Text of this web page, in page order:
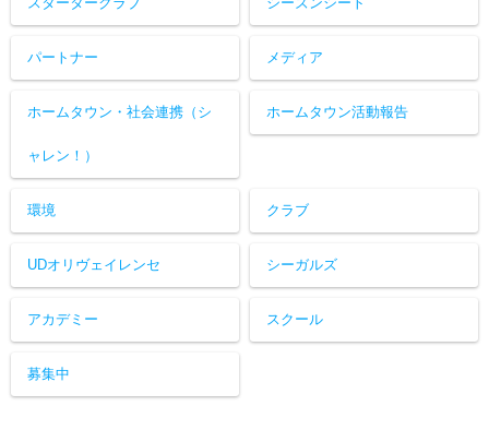
パートナー メディア
ホームタウン・社会連携（シ
ャレン！）
ホームタウン活動報告
環境 クラブ
UDオリヴェイレンセ シーガルズ
アカデミー スクール
募集中